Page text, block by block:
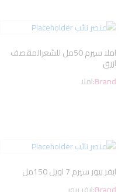
املا سيرم 50مل للشعرالمقصف
ازرق
Brand:املا
ايفر بيور سيرم 7 اويل 150مل